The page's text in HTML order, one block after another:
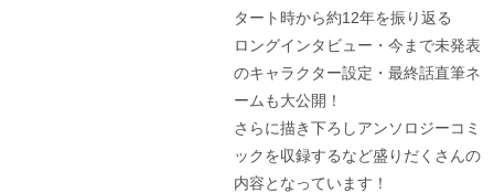
タート時から約12年を振り返る
ロングインタビュー・今まで未発表
のキャラクター設定・最終話直筆ネ
ームも大公開！
さらに描き下ろしアンソロジーコミ
ックを収録するなど盛りだくさんの
内容となっています！